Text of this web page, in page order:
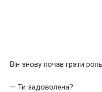
Він знову почав грати
— Ти задоволена?